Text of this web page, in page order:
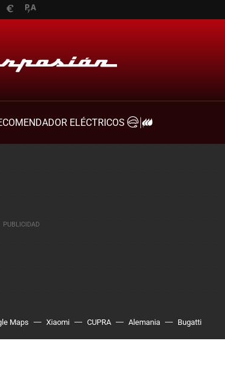
ELÉCTRICOS
Maps Xiaomi CUPRA Alemania Bugatti